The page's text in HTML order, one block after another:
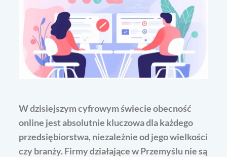
W dzisiejszym cyfrowym świecie obecność
online jest absolutnie kluczowa dla każdego
przedsiębiorstwa, niezależnie od jego wielkości
czy branży. Firmy działające w Przemyślu nie są